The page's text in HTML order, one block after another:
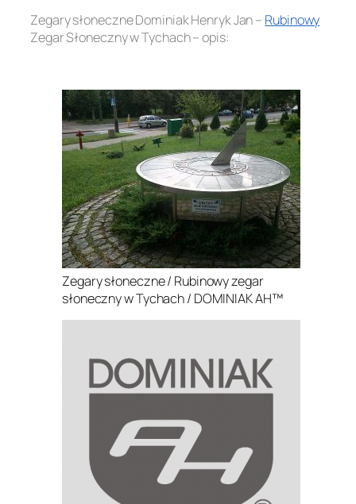
Zegary słoneczne Dominiak Henryk Jan – Rubinowy
Zegar Słoneczny w Tychach – opis:
Zegary słoneczne / Rubinowy zegar
słoneczny w Tychach / DOMINIAK AH™